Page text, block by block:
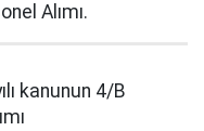
Alımı.
kanunun 4/B